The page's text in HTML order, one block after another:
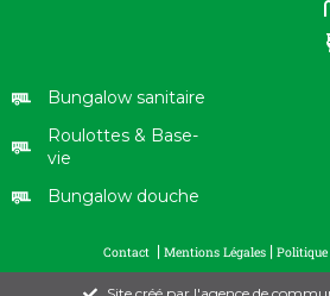
Bungalow sanitaire
Roulottes & Base-
vie
Bungalow douche
Contact | Mentions Légales |